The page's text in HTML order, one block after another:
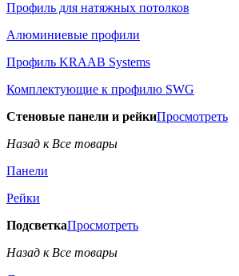
Профиль для натяжных потолков
Алюминиевые профили
Профиль KRAAB Systems
Комплектующие к профилю SWG
Стеновые панели и рейкиПросмотреть
Назад к Все товары
Панели
Рейки
ПодсветкаПросмотреть
Назад к Все товары